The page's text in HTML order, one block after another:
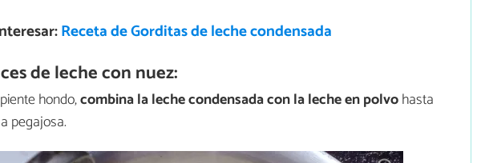
Receta de Gorditas de leche condensada
de leche con nuez:
hondo,combina la leche condensada conla leche en polvohasta
pegajosa.